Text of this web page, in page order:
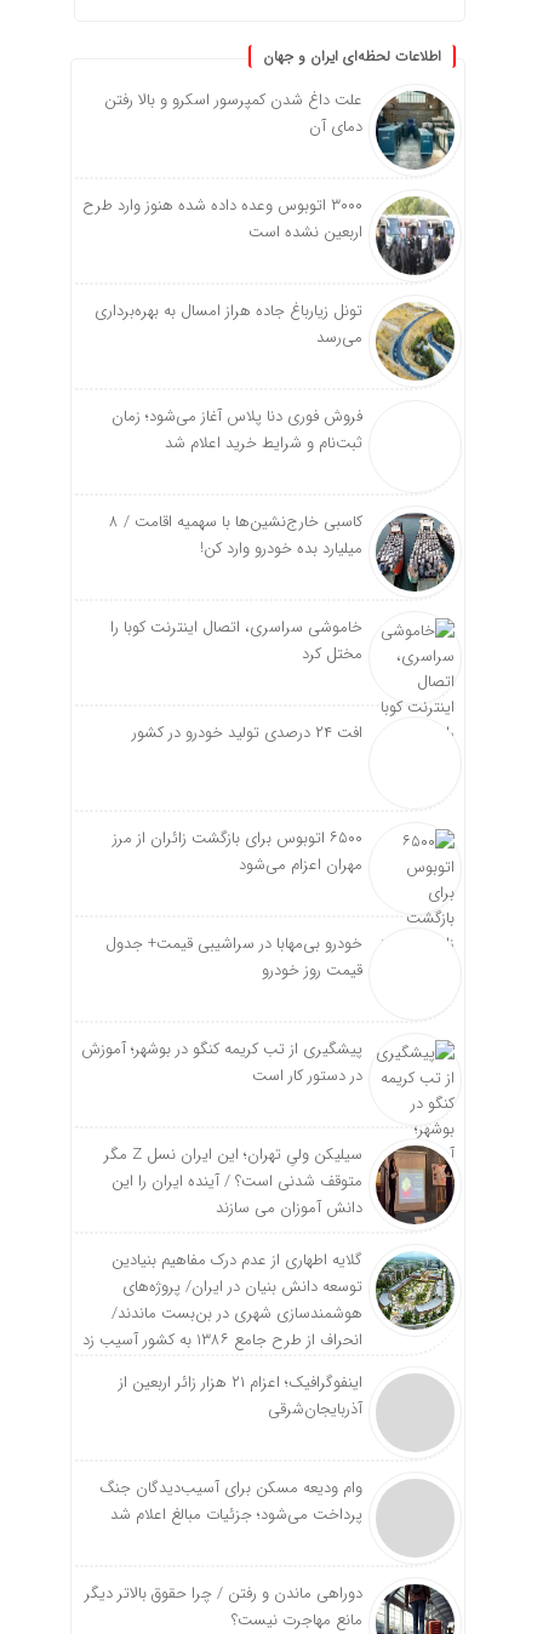
اطلاعات لحظه‌ای ایران و جهان
علت داغ شدن کمپرسور اسکرو و بالا رفتن
دمای آن
۳۰۰۰ اتوبوس وعده داده شده هنوز وارد طرح
اربعین نشده است
تونل زیارباغ جاده هراز امسال به بهره‌برداری
می‌رسد
فروش فوری دنا پلاس آغاز می‌شود؛ زمان
ثبت‌نام و شرایط خرید اعلام شد
کاسبی خارج‌نشین‌ها با سهمیه اقامت / ۸
میلیارد بده خودرو وارد کن!
خاموشی سراسری، اتصال اینترنت کوبا را
مختل کرد
افت ۲۴ درصدی تولید خودرو در کشور
۶۵۰۰ اتوبوس برای بازگشت زائران از مرز
مهران اعزام می‌شود
خودرو بی‌مهابا در سراشیبی قیمت+ جدول
قیمت روز خودرو
پیشگیری از تب کریمه کنگو در بوشهر؛ آموزش
در دستور کار است
سیلیکن ولیِ تهران؛ این ایران نسل Z مگر
متوقف شدنی است؟ / آینده ایران را این
دانش آموزان می سازند
گلایه اطهاری از عدم درک مفاهیم بنیادین
توسعه دانش بنیان در ایران/ پروژه‌های
هوشمندسازی شهری در بن‌بست ماندند/
انحراف از طرح جامع ۱۳۸۶ به کشور آسیب زد
اینفوگرافیک؛ اعزام ۲۱ هزار زائر اربعین از
آذربایجان‌شرقی
وام ودیعه مسکن برای آسیب‌دیدگان جنگ
پرداخت می‌شود؛ جزئیات مبالغ اعلام شد
دوراهی ماندن و رفتن / چرا حقوق بالاتر دیگر
مانع مهاجرت نیست؟